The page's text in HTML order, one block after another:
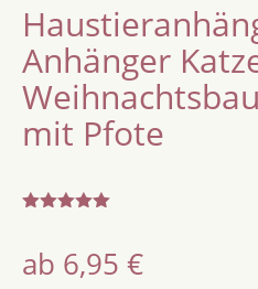
Anhänger
mit Pfote
von 5,
basierend
ab 6,95 €